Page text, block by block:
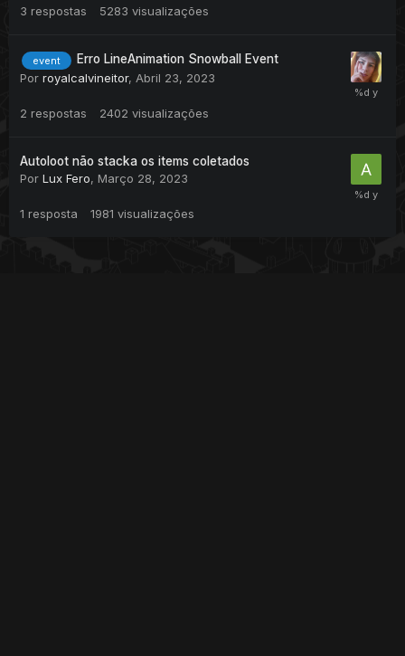
3 respostas 5283 visualizações
event
Erro LineAnimation Snowball Event
Por royalcalvineitor, Abril 23, 2023
2 respostas 2402 visualizações
Autoloot não stacka os items coletados
Por Lux Fero, Março 28, 2023
1 resposta 1981 visualizações